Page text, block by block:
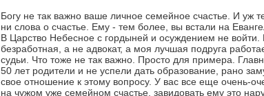
Богу не так важно ваше личное семейное счастье. И уж
ни слова о счастье. Ему - тем более, вы встали на
В Царство Небесное с гордыней и осуждением не войти.
безработная, а не адвокат, а моя лучшая подруга
судьи. Что тоже не так важно. Просто для примера.
50 лет родители и не успели дать образование, рано
свое отношение к этому вопросу. У вас все еще очень-
на чужом уже семейном счастье, завидовать ему это